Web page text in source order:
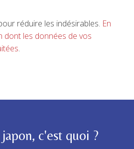
réduire les indésirables. En
dont les données de vos
.
c'est quoi ?